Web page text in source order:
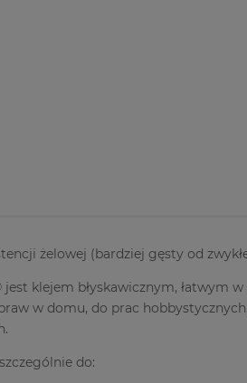
żelowej (bardziej gęsty od
jest klejem błyskawicznym, łatwym
w domu, do prac
do: